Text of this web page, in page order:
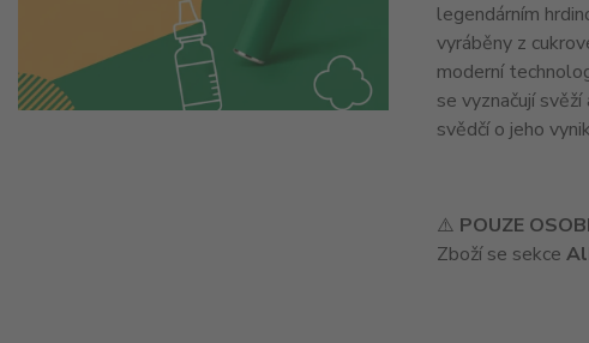
legendárním
vyráběny z
moderní
se vyznačují
svědčí o jeho
⚠️ POUZE
Zboží se sekce